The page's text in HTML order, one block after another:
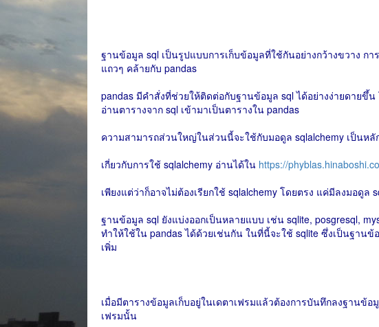
ฐานข้อมูล sql เป็นรูปแบบการเก็บข้อมูลที่ใช้กันอย่างกว้างขวาง ก
แถวๆ คล้ายกับ pandas
pandas มีคำสั่งที่ช่วยให้ติดต่อกับฐานข้อมูล sql ได้อย่างง่ายดายขึ้น
อ่านตารางจาก sql เข้ามาเป็นตารางใน pandas
ความสามารถส่วนใหญ่ในส่วนนี้จะใช้กับมอดูล sqlalchemy เป็นห
เกี่ยวกับการใช้ sqlalchemy อ่านได้ใน https://
เพียงแต่ว่าก็อาจไม่ต้องเรียกใช้ sqlalchemy โดยตรง แค่มีลงมอดู
ฐานข้อมูล sql ยังแบ่งออกเป็นหลายแบบ เช่น sqlite, posgresql,
ทำให้ใช้ใน pandas ได้ด้วยเช่นกัน ในที่นี้จะใช้ sqlite ซึ่งเป็นฐาน
เพิ่ม
เมื่อมีตารางข้อมูลเก็บอยู่ในเดตาเฟรมแล้วต้องการบันทึกลงฐานข้
เฟรมนั้น